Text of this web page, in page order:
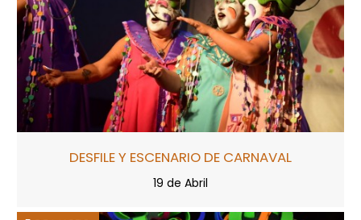
DESFILE Y ESCENARIO DE CARNAVAL
19 de Abril